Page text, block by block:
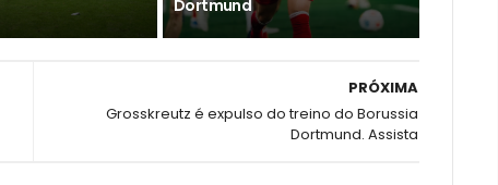
Dortmund
PRÓXIMA
Grosskreutz é expulso do treino do Borussia
Dortmund. Assista